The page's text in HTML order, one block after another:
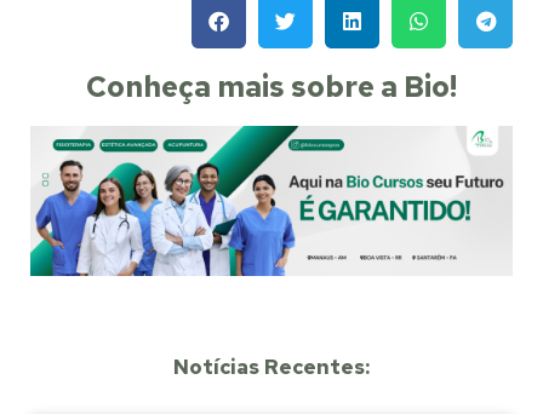
Conheça mais sobre a Bio!
Notícias Recentes: